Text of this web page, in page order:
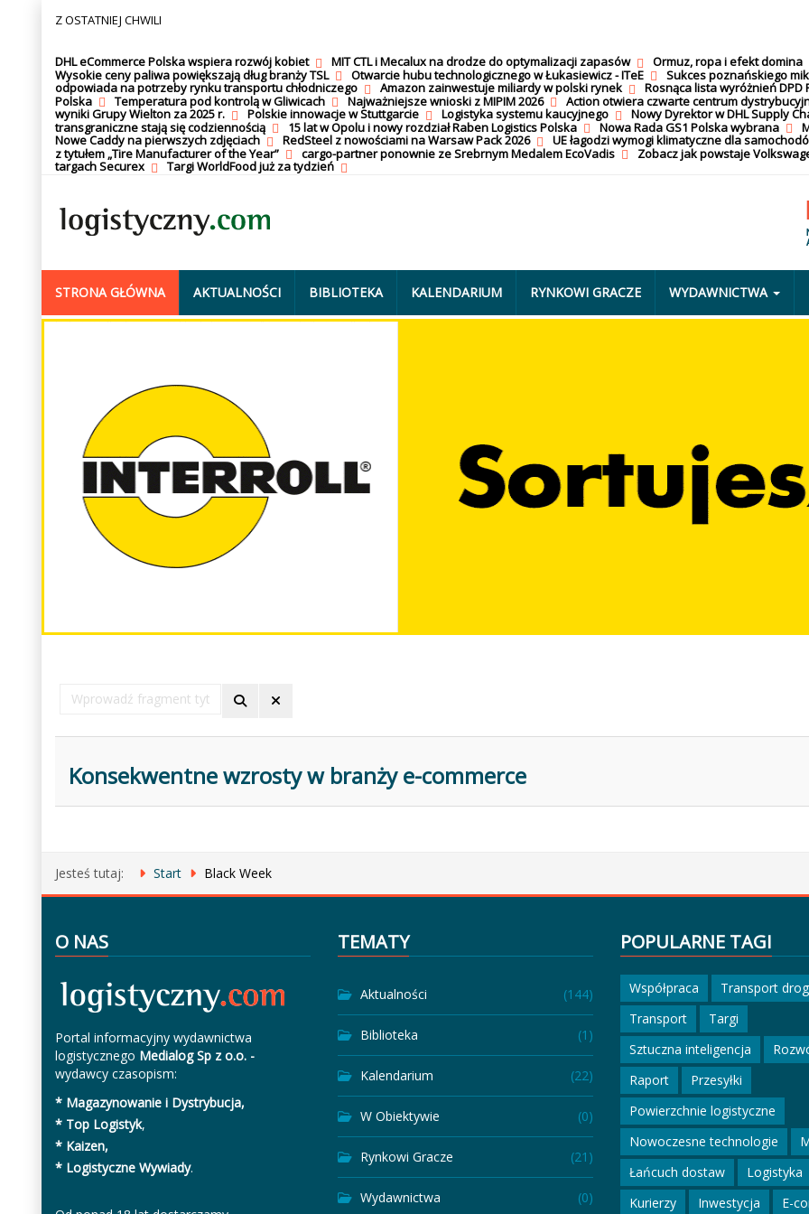
Z OSTATNIEJ CHWILI
DHL eCommerce Polska wspiera rozwój kobiet MIT CTL i Mecalux na drodze do optymalizacji zapasów Ormuz, ropa i efekt domina
Wysokie ceny paliwa powiększają dług branży TSL
Otwarcie hubu technologicznego w Łukasiewicz - ITeE Sukces poznańskiego
odpowiada na potrzeby rynku transportu chłodniczego
Amazon zainwestuje miliardy w polski rynek Rosnąca lista wyróżnień DPD
Polska
Temperatura pod kontrolą w Gliwicach Najważniejsze wnioski z MIPIM 2026 Action otwiera czwarte centrum
wyniki Grupy Wielton za 2025 r.
Polskie innowacje w Stuttgarcie Logistyka systemu kaucyjnego Nowy Dyrektor w DHL Supply
transgraniczne stają się codziennością
15 lat w Opolu i nowy rozdział Raben Logistics Polska Nowa Rada GS1 Polska wybrana
Nowe Caddy na pierwszych zdjęciach
RedSteel z nowościami na Warsaw Pack 2026 UE łagodzi wymogi klimatyczne dla
z tytułem „Tire Manufacturer of the Year”
cargo-partner ponownie ze Srebrnym Medalem EcoVadis Zobacz jak powstaje
targach Securex
Targi WorldFood już za tydzień
STRONA GŁÓWNA AKTUALNOŚCI BIBLIOTEKA KALENDARIUM RYNKOWI GRACZE WYDAWNICTWA
Wprowadź
fragment
Konsekwentne wzrosty w branży e-commerce
Jesteś tutaj: Start Black Week
O NAS
Portal informacyjny wydawnictwa
logistycznego Medialog Sp z o.o. -
wydawcy czasopism:
* Magazynowanie i Dystrybucja,
* Top Logistyk,
* Kaizen,
* Logistyczne Wywiady.
TEMATY
Aktualności (144)
Biblioteka (1)
Kalendarium (22)
W Obiektywie (0)
Rynkowi Gracze (21)
Wydawnictwa (0)
POPULARNE TAGI
Współpraca
Transport
Transport
Targi
Sztuczna inteligencja
Raport
Przesyłki
Powierzchnie logistyczne
Nowoczesne technologie
Łańcuch dostaw
Logistyka
Kurierzy
Inwestycja E-